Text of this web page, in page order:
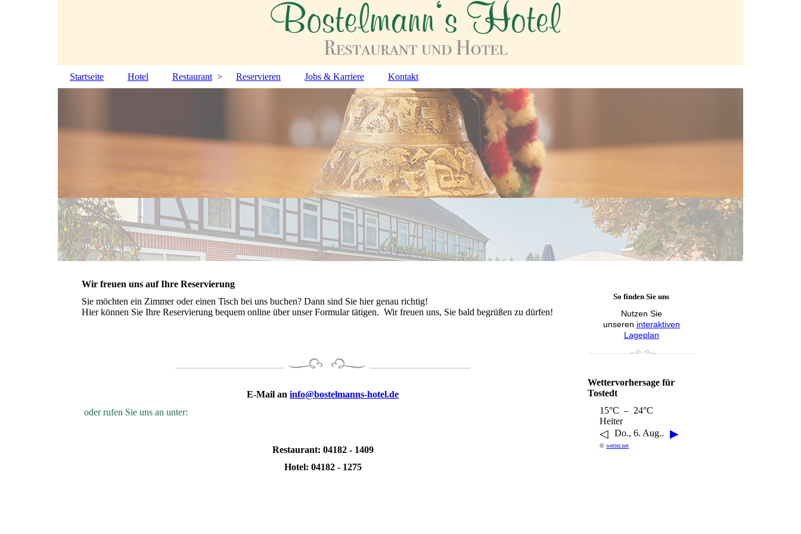
Startseite Hotel Restaurant Reservieren Jobs & Karriere Kontakt
Wir freuen uns auf Ihre Reservierung
Sie möchten ein Zimmer oder einen Tisch bei uns buchen? Dann sind Sie hier genau richtig!
Hier können Sie Ihre Reservierung bequem online über unser Formular tätigen. Wir freuen uns, Sie bald begrüßen zu dürfen!
E-Mail an info@bostelmanns-hotel.de
oder rufen Sie uns an unter:
Restaurant: 04182 - 1409
Hotel: 04182 - 1275
So finden Sie uns
Nutzen Sie
unseren interaktiven
Lageplan
Wettervorhersage für
Tostedt
15°C – 24°C
Heiter
◁ Do., 6. Aug.. ▶
© wetter.net